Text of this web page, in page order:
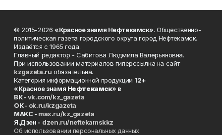
© 2015-2026 «Красное знамя Нефтекамск». Общественно-
политическая газета городского округа город Нефтекамск.
Издаётся с 1965 года.
Главный редактор - Сабитова Людмила Валерьяновна.
При использовании материалов гиперссылка на сайт
kzgazeta.ru обязательна.
Категория информационной продукции 12+
«Красное знамя Нефтекамск» в
ВК -vk.com/kz_gazeta
ОК - ok.ru/kzgazeta
MAKC - max.ru/kz_gazeta
Я.Дзен - dzen.ru/neftekamskkz
Об использовании персональных данных